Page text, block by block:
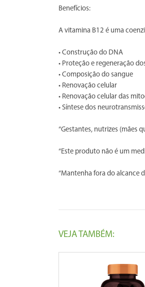
Benefícios:
A vitamina B12 é uma
• Construção do DNA
• Proteção e regeneração
• Composição do sangue
• Renovação celular
• Renovação celular das
• Síntese dos
“Gestantes, nutrizes (mães
“Este produto não é um
“Mantenha fora do alcance
VEJA TAMBÉM: